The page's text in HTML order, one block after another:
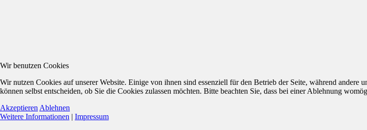
Wir benutzen Cookies
Wir nutzen Cookies auf unserer Website. Einige von ihnen sind essenziell für den Betrieb der Seite, während
können selbst entscheiden, ob Sie die Cookies zulassen möchten. Bitte beachten Sie, dass bei einer Ablehnung
Akzeptieren Ablehnen
Weitere Informationen | Impressum